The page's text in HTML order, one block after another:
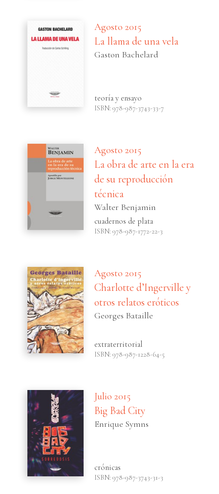
Agosto 2015
La llama de una vela
Gaston Bachelard
teoría y ensayo
ISBN: 978-987-3743-33-7
Agosto 2015
La obra de arte en la era
de su reproducción
técnica
Walter Benjamin
cuadernos de plata
ISBN: 978-987-1772-22-3
Agosto 2015
Charlotte d’Ingerville y
otros relatos eróticos
Georges Bataille
extraterritorial
ISBN: 978-987-1228-64-5
Julio 2015
Big Bad City
Enrique Symns
crónicas
ISBN: 978-987-3743-31-3